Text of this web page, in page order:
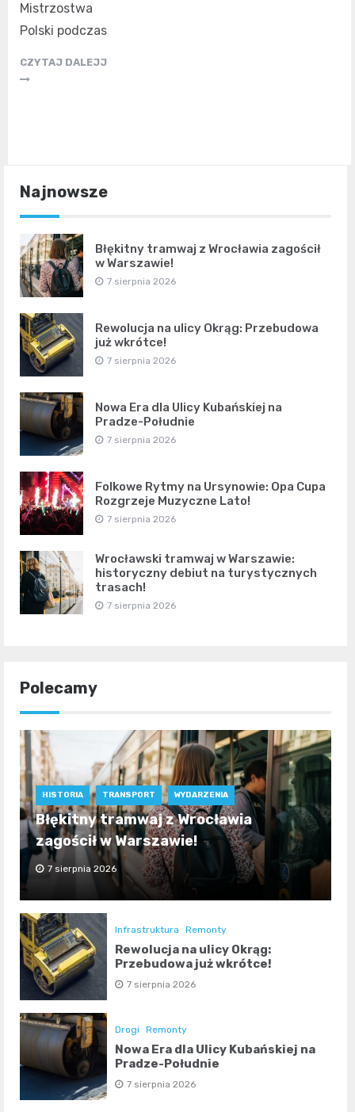
Mistrzostwa
Polski podczas
CZYTAJ DALEJJ
Najnowsze
Błękitny tramwaj z Wrocławia zagościł
w Warszawie!
7 sierpnia 2026
Rewolucja na ulicy Okrąg: Przebudowa
już wkrótce!
7 sierpnia 2026
Nowa Era dla Ulicy Kubańskiej na
Pradze-Południe
7 sierpnia 2026
Folkowe Rytmy na Ursynowie: Opa Cupa
Rozgrzeje Muzyczne Lato!
7 sierpnia 2026
Wrocławski tramwaj w Warszawie:
historyczny debiut na turystycznych
trasach!
7 sierpnia 2026
Polecamy
HISTORIA TRANSPORT WYDARZENIA
Błękitny tramwaj z Wrocławia
zagościł w Warszawie!
7 sierpnia 2026
Infrastruktura Remonty
Rewolucja na ulicy Okrąg:
Przebudowa już wkrótce!
7 sierpnia 2026
Drogi Remonty
Nowa Era dla Ulicy Kubańskiej na
Pradze-Południe
7 sierpnia 2026